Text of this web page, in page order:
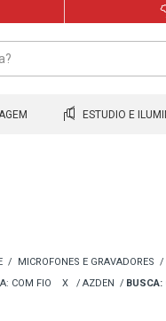
ESTUDIO E
MICROFONES E GRAVADORES
COM FIO
X AZDEN BUSCA: